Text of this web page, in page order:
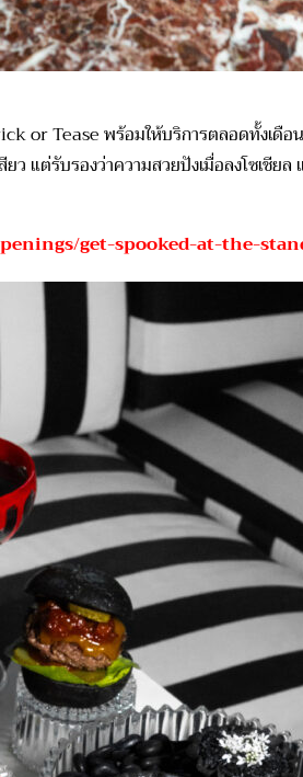
Tease พร้อมให้บริการตลอดทั้งเดือ
แต่รับรองว่าความสวยปังเมื่อลงโซเชีย
get-spooked-at-the-